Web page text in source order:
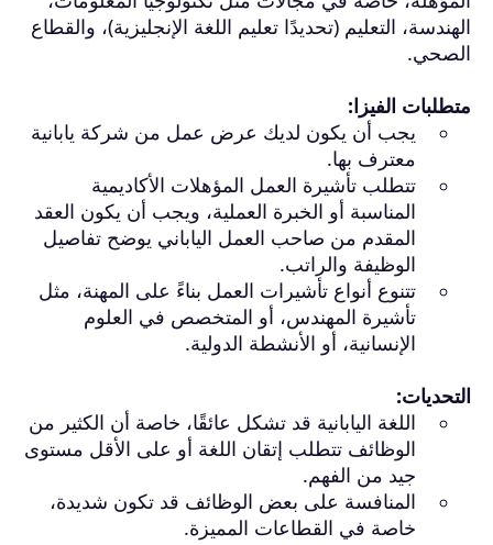
الهندسة، التعليم (تحديدًا تعليم اللغة الإنجليزية)، والقطاع
الصحي.
متطلبات الفيزا:
يجب أن يكون لديك عرض عمل من شركة يابانية
معترف بها.
تتطلب تأشيرة العمل المؤهلات الأكاديمية
المناسبة أو الخبرة العملية، ويجب أن يكون العقد
المقدم من صاحب العمل الياباني يوضح تفاصيل
الوظيفة والراتب.
تتنوع أنواع تأشيرات العمل بناءً على المهنة، مثل
تأشيرة المهندس، أو المتخصص في العلوم
الإنسانية، أو الأنشطة الدولية.
التحديات:
اللغة اليابانية قد تشكل عائقًا، خاصة أن الكثير من
الوظائف تتطلب إتقان اللغة أو على الأقل مستوى
جيد من الفهم.
المنافسة على بعض الوظائف قد تكون شديدة،
خاصة في القطاعات المميزة.